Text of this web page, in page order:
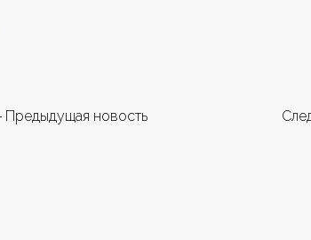
Предыдущая новость